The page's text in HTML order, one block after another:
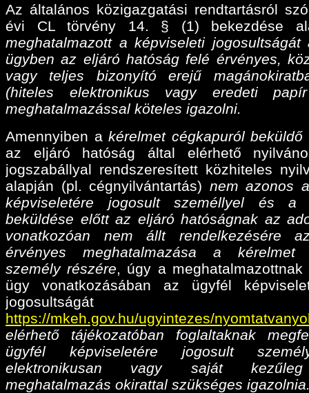
Az általános közigazgatási rendtartásról
évi CL törvény 14. § (1) bekezdése
meghatalmazott a képviseleti jogosultságát
ügyben az eljáró hatóság felé érvényes,
vagy teljes bizonyító erejű
(hiteles elektronikus vagy eredeti
meghatalmazással köteles igazolni.
Amennyiben akérelmet cégkapuról beküldő
az eljáró hatóság által elérhető
jogszabállyal rendszeresített közhiteles
alapján (pl. cégnyilvántartás) nem azonos
képviseletére jogosult személlyel és a
beküldése előtt az eljáró hatóságnak az
vonatkozóan nem állt rendelkezésére
érvényes meghatalmazása
a kérelmet
személy részére, úgy a meghatalmazottnak
ügy vonatkozásában az ügyfél
https://mkeh.gov.hu/ugyintezes/
elérhető tájékozatóban foglaltaknak
ügyfél képviseletére jogosult
elektronikusan vagy saját
meghatalmazás okirattal szükséges